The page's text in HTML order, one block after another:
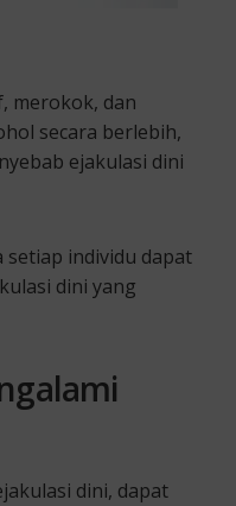
merokok, dan
secara berlebih,
ejakulasi dini
individu dapat
dini yang
dini, dapat